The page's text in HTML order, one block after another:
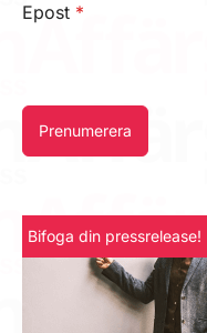
Epost *
Prenumerera
Bifoga din pressrelease!